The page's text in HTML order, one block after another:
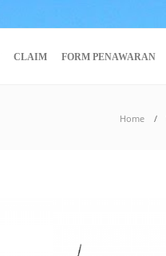
CLAIM FORM PENAWARAN
Home